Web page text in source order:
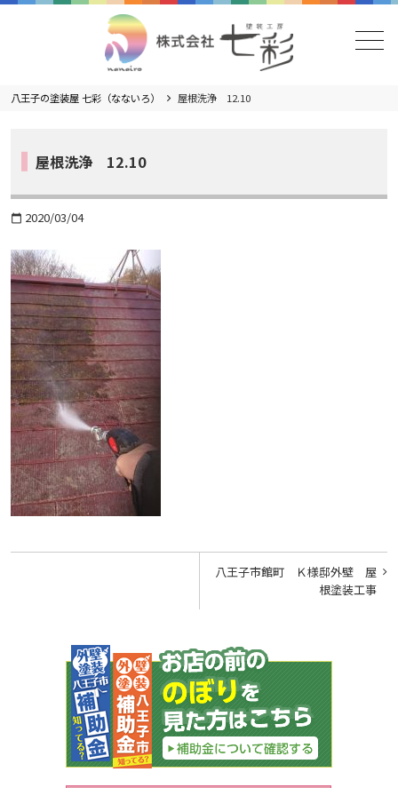
メニュー
八王子の塗装屋 七彩（なないろ） 屋根洗浄 12.10
屋根洗浄 12.10
calendar_today 2020/03/04
八王子市館町 Ｋ様邸外壁 屋
根塗装工事